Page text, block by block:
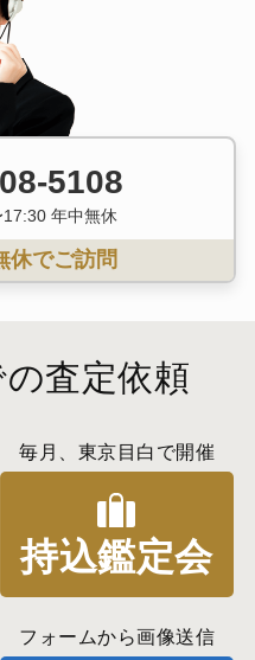
5108
年中無休
休でご訪問
査定依頼
毎月、東京目白で開催
持込鑑定会
フォームから画像送信